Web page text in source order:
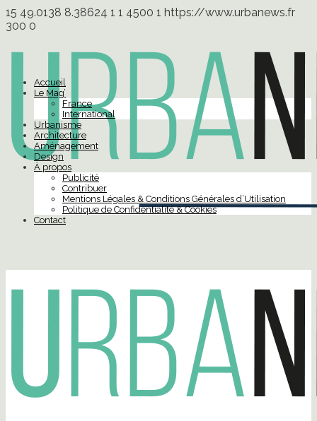
15 49.0138 8.38624 1 1 4500 1 https://www.urbanews.fr
300 0
Accueil
Le Mag’
France
International
Urbanisme
Architecture
Aménagement
Design
À propos
Publicité
Contribuer
Mentions Légales & Conditions Générales d’Utilisation
Politique de Confidentialité & Cookies
Contact